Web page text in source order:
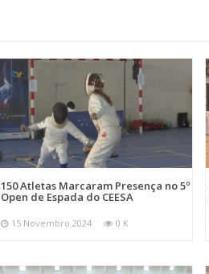
150 Atletas Marcaram Presença no 5º
Open de Espada do CEESA
15 Novembro 2024 0 K